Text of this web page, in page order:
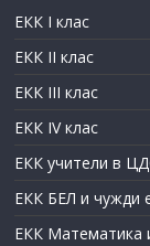
ЕКК I клас
ЕКК II клас
ЕКК III клас
ЕКК IV клас
ЕКК учители в
ЕКК БЕЛ и чужди
ЕКК Математика